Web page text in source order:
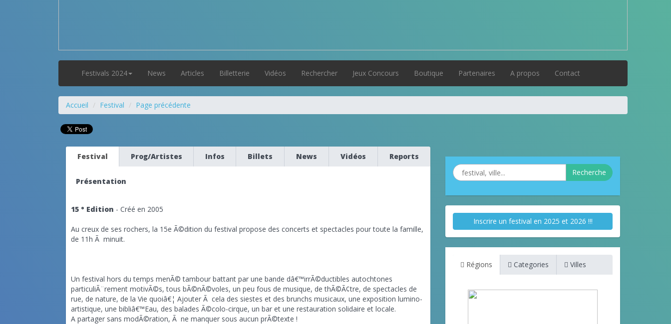
Festivals 2024 News Articles Billetterie Vidéos Rechercher Jeux Concours Boutique Partenaires A propos Contact
Accueil Festival Page précédente
Festival Prog/Artistes Infos Billets News Vidéos Reports
Présentation
15 ° Edition - Créé en 2005
Au creux de ses rochers, la 15e Ã©dition du festival propose des concerts et spectacles pour toute la famille,
de 11h Ã minuit.
Un festival hors du temps menÃ© tambour battant par une bande dâ€™irrÃ©ductibles autochtones
particuliÃ¨rement motivÃ©s, tous bÃ©nÃ©voles, un peu fous de musique, de thÃ©Ã¢tre, de spectacles de
rue, de nature, de la Vie quoiâ€¦ Ajouter Ã cela des siestes et des brunchs musicaux, une exposition lumino-
artistique, une bibliâ€™Eau, des balades Ã©colo-cirque, un bar et une restauration solidaire et locale.
A partager sans modÃ©ration, Ã ne manquer sous aucun prÃ©texte !
Recherche
Inscrire un festival en 2025 et 2026 !!!
Régions Categories Villes